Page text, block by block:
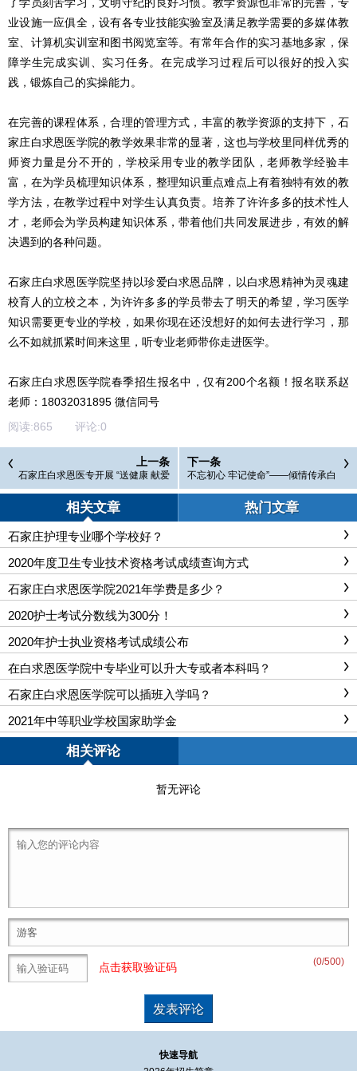
业设施一应俱全，设有各专业技能实验室及满足教学需要的多媒体教
室、计算机实训室和图书阅览室等。有常年合作的实习基地多家，保
障学生完成实训、实习任务。在完成学习过程后可以很好的投入实
践，锻炼自己的实操能力。
在完善的课程体系，合理的管理方式，丰富的教学资源的支持下，石
家庄白求恩医学院的教学效果非常的显著，这也与学校里同样优秀的
师资力量是分不开的，学校采用专业的教学团队，老师教学经验丰
富，在为学员梳理知识体系，整理知识重点难点上有着独特有效的教
学方法，在教学过程中对学生认真负责。培养了许许多多的技术性人
才，老师会为学员构建知识体系，带着他们共同发展进步，有效的解
决遇到的各种问题。
石家庄白求恩医学院坚持以珍爱白求恩品牌，以白求恩精神为灵魂建
校育人的立校之本，为许许多多的学员带去了明天的希望，学习医学
知识需要更专业的学校，如果你现在还没想好的如何去进行学习，那
么不如就抓紧时间来这里，听专业老师带你走进医学。
石家庄白求恩医学院春季招生报名中，仅有200个名额！报名联系赵
老师：18032031895 微信同号
阅读:865 评论:0
上一条
石家庄白求恩医专开展 “送健康 献爱
心”义诊活动
下一条
不忘初心 牢记使命”——倾情传承白
求恩精神
相关文章 热门文章
石家庄护理专业哪个学校好？
2020年度卫生专业技术资格考试成绩查询方式
石家庄白求恩医学院2021年学费是多少？
2020护士考试分数线为300分！
2020年护士执业资格考试成绩公布
在白求恩医学院中专毕业可以升大专或者本科吗？
石家庄白求恩医学院可以插班入学吗？
2021年中等职业学校国家助学金
相关评论
暂无评论
(0/500)
点击获取验证码
快速导航